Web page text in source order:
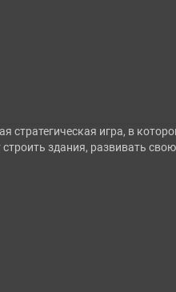
игра, в
здания, развивать